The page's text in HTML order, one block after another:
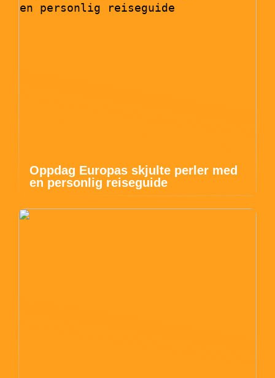
Oppdag Europas skjulte perler med
en personlig reiseguide